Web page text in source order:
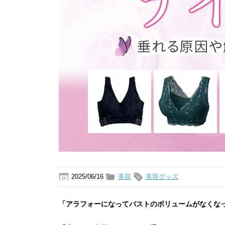
2025/06/16 美容 美容グッズ
「アラフォーになってバストのボリュームがなくな